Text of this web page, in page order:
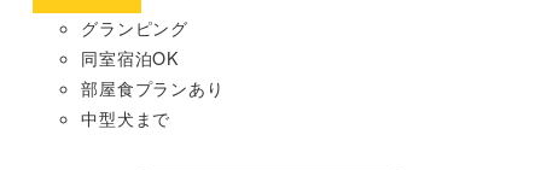
グランピング
同室宿泊OK
部屋食プランあり
中型犬まで